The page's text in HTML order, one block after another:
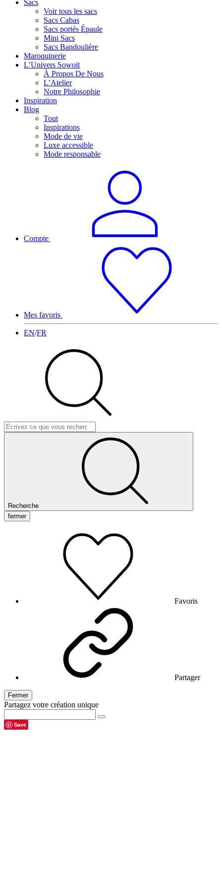
Sacs
Voir tous les sacs
Sacs Cabas
Sacs portés Épaule
Mini Sacs
Sacs Bandoulière
Maroquinerie
L’Univers Sowoit
À Propos De Nous
L’Atelier
Notre Philosophie
Inspiration
Blog
Tout
Inspirations
Mode de vie
Luxe accessible
Mode responsable
Compte
Mes favoris
EN/FR
Recherche
fermer
Favoris
Partager
Fermer
Partagez votre création unique
Save